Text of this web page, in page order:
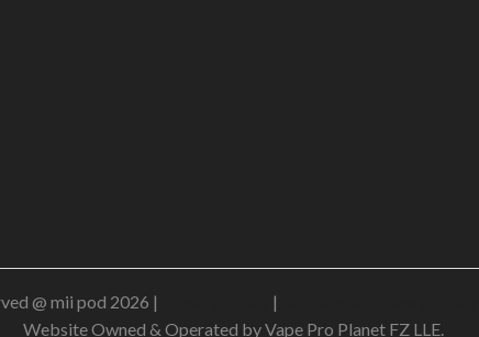
@ mii pod 2026 | |
Website Owned & Operated by Vape Pro Planet FZ LLE.